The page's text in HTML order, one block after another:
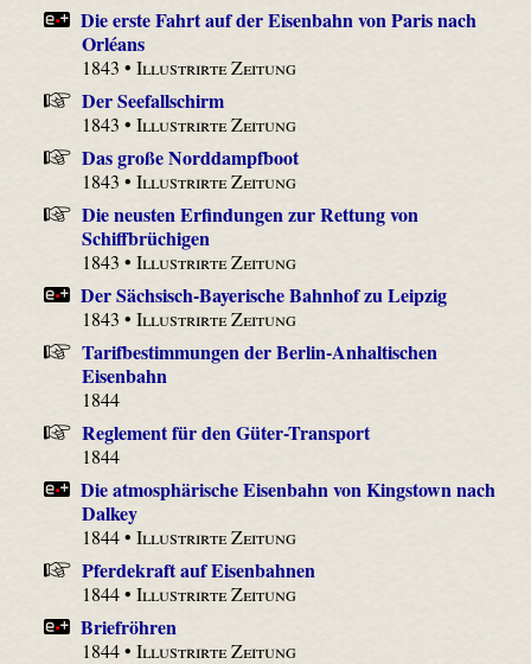
Die erste Fahrt auf der Eisenbahn von Paris nach
Orléans
1843 •Illustrirte Zeitung
Der Seefallschirm
1843 •Illustrirte Zeitung
Das große Norddampfboot
1843 •Illustrirte Zeitung
Die neusten Erfindungen zur Rettung von
Schiffbrüchigen
1843 •Illustrirte Zeitung
Der Sächsisch-Bayerische Bahnhof zu Leipzig
1843 •Illustrirte Zeitung
Tarifbestimmungen der Berlin-Anhaltischen
Eisenbahn
1844
Reglement für den Güter-Transport
1844
Die atmosphärische Eisenbahn von Kingstown nach
Dalkey
1844 •Illustrirte Zeitung
Pferdekraft auf Eisenbahnen
1844 •Illustrirte Zeitung
Briefröhren
1844 •Illustrirte Zeitung